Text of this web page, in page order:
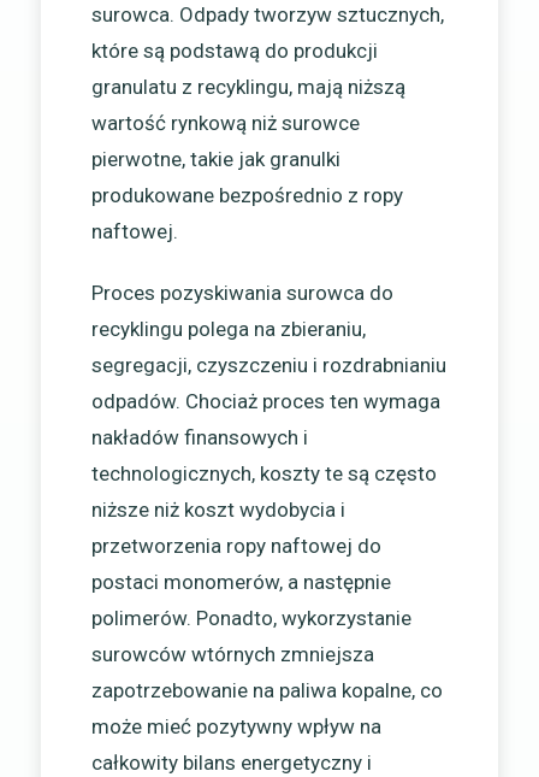
surowca. Odpady tworzyw sztucznych,
które są podstawą do produkcji
granulatu z recyklingu, mają niższą
wartość rynkową niż surowce
pierwotne, takie jak granulki
produkowane bezpośrednio z ropy
naftowej.
Proces pozyskiwania surowca do
recyklingu polega na zbieraniu,
segregacji, czyszczeniu i rozdrabnianiu
odpadów. Chociaż proces ten wymaga
nakładów finansowych i
technologicznych, koszty te są często
niższe niż koszt wydobycia i
przetworzenia ropy naftowej do
postaci monomerów, a następnie
polimerów. Ponadto, wykorzystanie
surowców wtórnych zmniejsza
zapotrzebowanie na paliwa kopalne, co
może mieć pozytywny wpływ na
całkowity bilans energetyczny i